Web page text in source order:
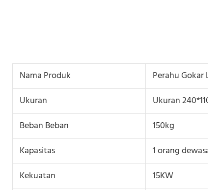
Nama Produk
Perahu Gokar
Ukuran
Ukuran
Beban Beban
150kg
Kapasitas
1 orang dewasa
Kekuatan
15KW